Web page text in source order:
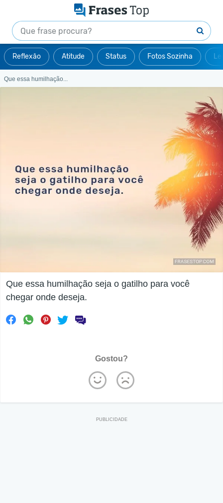
Reflexão Atitude Status Fotos Sozinha
Que essa humilhação...
Que essa humilhação seja o gatilho para você
chegar onde deseja.
Gostou?